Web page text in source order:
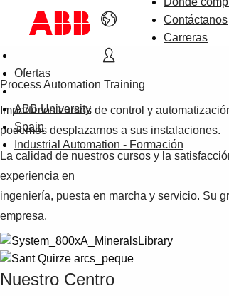
Contáctanos
Carreras
Ofertas
ABB University
Spain
Industrial Automation - Formación
Process Automation Training
Impartimos cursos de control y
podemos desplazarnos a sus instalaciones.
La calidad de nuestros cursos y la
experiencia en
ingeniería, puesta en marcha y servicio. Su
empresa.
Nuestro Centro